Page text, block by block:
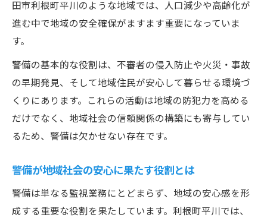
人口減少下で求められる警備の役割とは
人口減少時代に適応した警備のあり方
警備業務の効率化と人手不足対策の実際
高齢化社会に対応する警備体制の構築
警備活動が地域活性化に寄与する仕組み
夜間警備が支える利根町平川の安全
警備員の夜間巡回が防犯に果たす役割
夜間に強化される警備の工夫と対策
警備現場での夜間トラブル対応法
田市利根町平川のような地域では、人口減少や高齢化が
進む中で地域の安全確保がますます重要になっていま
す。
警備の基本的な役割は、不審者の侵入防止や火災・事故
の早期発見、そして地域住民が安心して暮らせる環境づ
くりにあります。これらの活動は地域の防犯力を高める
だけでなく、地域社会の信頼関係の構築にも寄与してい
るため、警備は欠かせない存在です。
警備が地域社会の安心に果たす役割とは
警備は単なる監視業務にとどまらず、地域の安心感を形
成する重要な役割を果たしています。利根町平川では、